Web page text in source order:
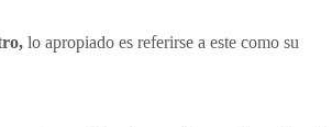
lo apropiado es referirse a este como su